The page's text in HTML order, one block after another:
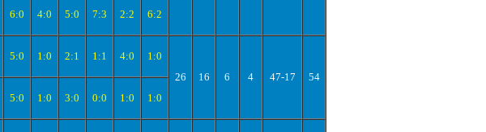
6:0 4:0 5:0 7:3 2:2 6:2
5:0 1:0 2:1 1:1 4:0
1:0
26
16 6 4 47-17
54
5:0 1:0 3:0 0:0 1:0 1:0